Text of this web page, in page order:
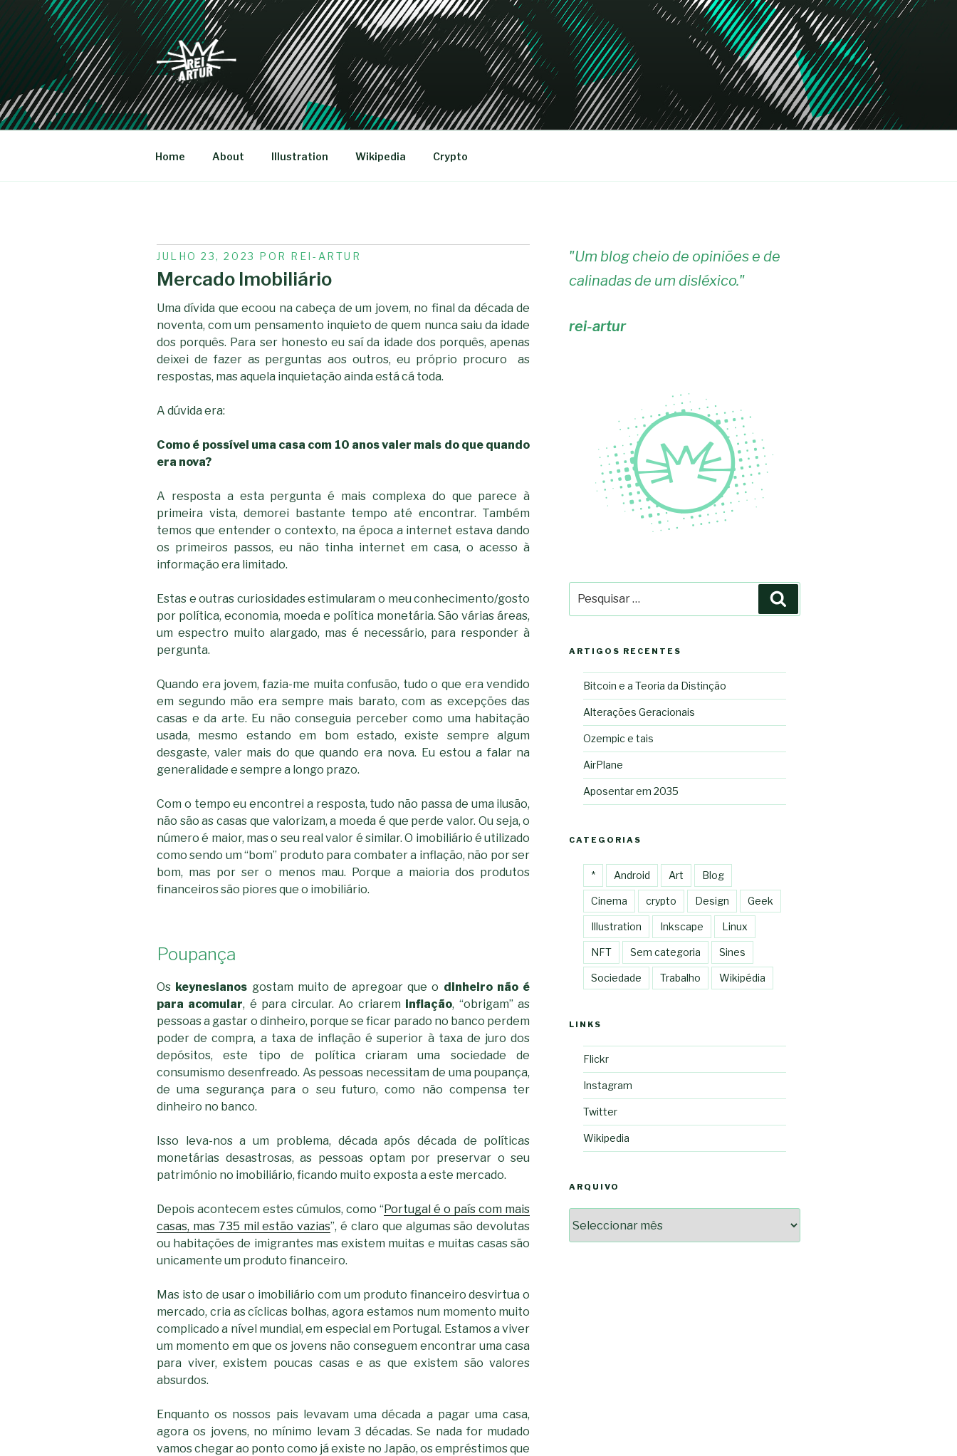
Saltar
para
o
conteúdo
REI-ARTUR
Home About Illustration Wikipedia Crypto
PUBLICADO
EM
JULHO 23, 2023 POR REI-ARTUR
Mercado Imobiliário
Uma dívida que ecoou na cabeça de um jovem, no final da década de
noventa, com um pensamento inquieto de quem nunca saiu da idade
dos porquês. Para ser honesto eu saí da idade dos porquês, apenas
deixei de fazer as perguntas aos outros, eu próprio procuro as
respostas, mas aquela inquietação ainda está cá toda.
A dúvida era:
Como é possível uma casa com 10 anos valer mais do que quando
era nova?
A resposta a esta pergunta é mais complexa do que parece à
primeira vista, demorei bastante tempo até encontrar. Também
temos que entender o contexto, na época a internet estava dando
os primeiros passos, eu não tinha internet em casa, o acesso à
informação era limitado.
Estas e outras curiosidades estimularam o meu conhecimento/gosto
por política, economia, moeda e política monetária. São várias áreas,
um espectro muito alargado, mas é necessário, para responder à
pergunta.
Quando era jovem, fazia-me muita confusão, tudo o que era vendido
em segundo mão era sempre mais barato, com as excepções das
casas e da arte. Eu não conseguia perceber como uma habitação
usada, mesmo estando em bom estado, existe sempre algum
desgaste, valer mais do que quando era nova. Eu estou a falar na
generalidade e sempre a longo prazo.
Com o tempo eu encontrei a resposta, tudo não passa de uma ilusão,
não são as casas que valorizam, a moeda é que perde valor. Ou seja, o
número é maior, mas o seu real valor é similar. O imobiliário é utilizado
como sendo um “bom” produto para combater a inflação, não por ser
bom, mas por ser o menos mau. Porque a maioria dos produtos
financeiros são piores que o imobiliário.
Poupança
Os keynesianos gostam muito de apregoar que o dinheiro não é
para acomular, é para circular. Ao criarem inflação, “obrigam” as
pessoas a gastar o dinheiro, porque se ficar parado no banco perdem
poder de compra, a taxa de inflação é superior à taxa de juro dos
depósitos, este tipo de política criaram uma sociedade de
consumismo desenfreado. As pessoas necessitam de uma poupança,
de uma segurança para o seu futuro, como não compensa ter
dinheiro no banco.
Isso leva-nos a um problema, década após década de políticas
monetárias desastrosas, as pessoas optam por preservar o seu
património no imobiliário, ficando muito exposta a este mercado.
Depois acontecem estes cúmulos, como “Portugal é o país com mais
casas, mas 735 mil estão vazias”, é claro que algumas são devolutas
ou habitações de imigrantes mas existem muitas e muitas casas são
unicamente um produto financeiro.
Mas isto de usar o imobiliário com um produto financeiro desvirtua o
mercado, cria as cíclicas bolhas, agora estamos num momento muito
complicado a nível mundial, em especial em Portugal. Estamos a viver
um momento em que os jovens não conseguem encontrar uma casa
para viver, existem poucas casas e as que existem são valores
absurdos.
Enquanto os nossos pais levavam uma década a pagar uma casa,
agora os jovens, no mínimo levam 3 décadas. Se nada for mudado
vamos chegar ao ponto como já existe no Japão, os empréstimos que
"Um blog cheio de opiniões e de
calinadas de um disléxico."
rei-artur
por:
ARTIGOS RECENTES
Bitcoin e a Teoria da Distinção
Alterações Geracionais
Ozempic e tais
AirPlane
Aposentar em 2035
CATEGORIAS
* Android Art Blog
Cinema crypto Design Geek
Illustration Inkscape Linux
NFT Sem categoria Sines
Sociedade Trabalho Wikipédia
LINKS
Flickr
Instagram
Twitter
Wikipedia
ARQUIVO